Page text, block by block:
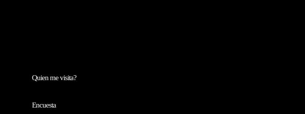
Quien me visita?
Encuesta